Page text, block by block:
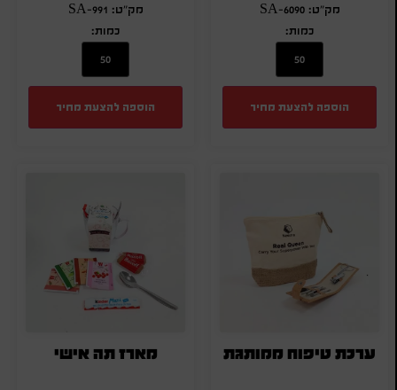
מק"ט: SA-6090
כמות:
הוספה להצעת מחיר
מק"ט: SA-991
כמות:
הוספה להצעת מחיר
ערכת טיפוח ממותגת מארז תה אישי